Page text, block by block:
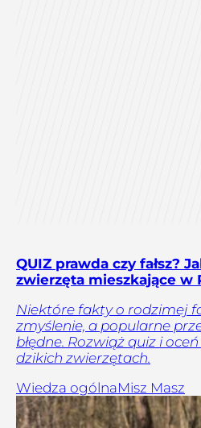
QUIZ prawda czy fałsz?
zwierzęta mieszkające w
Niektóre fakty o rodzimej
zmyślenie, a popularne
błędne. Rozwiąż quiz i
dzikich zwierzętach.
Wiedza ogólnaMisz Masz